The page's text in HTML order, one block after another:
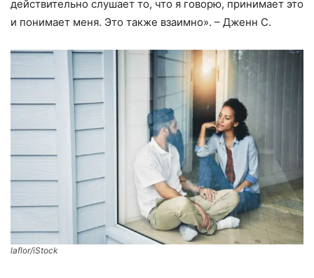
действительно слушает то, что я говорю, принимает это
и понимает меня. Это также взаимно». – Дженн С.
laflor/iStock